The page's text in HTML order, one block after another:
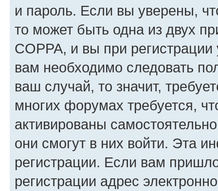
и пароль. Если вы уверены,
то может быть одна из двух
COPPA, и вы при
вам необходимо следовать
ваш случай, то значит,
многих форумах требуется,
активированы
они смогут в них войти. Эта
регистрации. Если вам
регистрации адрес